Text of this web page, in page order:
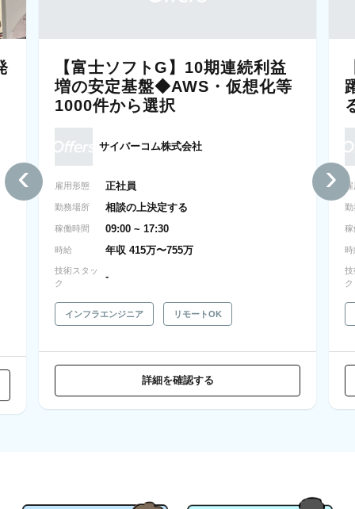
【富士ソフトG】10期連続利益
増の安定基盤◆AWS・仮想化等
1000件から選択
サイバーコム株式会社
雇用形態 正社員
勤務場所 相談の上決定する
稼働時間 09:00 ~ 17:30
時給 年収 415万〜755万
技術スタッ
ク
-
インフラエンジニア リモートOK
詳細を確認する
勤
稼
技
ク
‹ ›